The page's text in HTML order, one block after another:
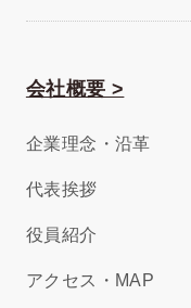
会社概要 >
企業理念・沿革
代表挨拶
役員紹介
アクセス・MAP